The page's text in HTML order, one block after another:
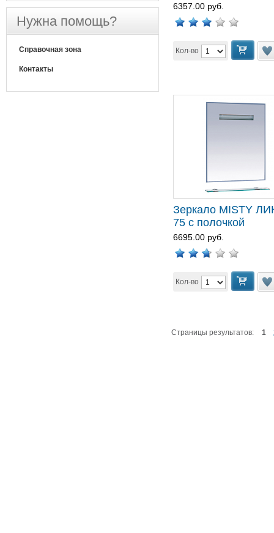
6357.00 руб.
Кол-во
Зеркало MISTY
75 с полочкой
6695.00 руб.
Кол-во
Страницы результатов: 1
Нужна помощь?
Справочная зона
Контакты